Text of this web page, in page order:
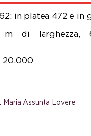
in platea 472 e in
m di
20.000
Assunta Lovere